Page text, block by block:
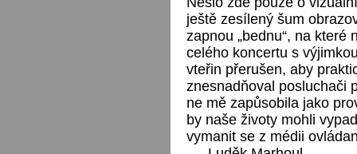
ještě zesílený šum
zapnou „bednu“, na
celého koncertu s
vteřin přerušen, aby
znesnadňoval posluchači
ne mě zapůsobila jako
by naše životy mohli
vymanit se z médii